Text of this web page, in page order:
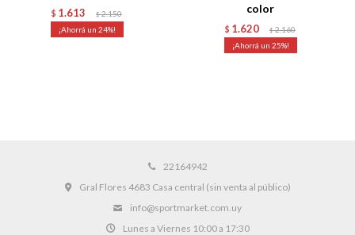
$ 1.613 $ 2.150
24
color
$ 1.620 $ 2.160
25
22164942
Gral Flores 4683 Casa central (sin venta al público)
info@sportmarket.com.uy
Lunes a Viernes 10:00 a 17:30